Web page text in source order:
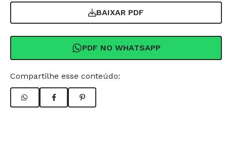
BAIXAR PDF
PDF NO WHATSAPP
Compartilhe esse conteúdo: